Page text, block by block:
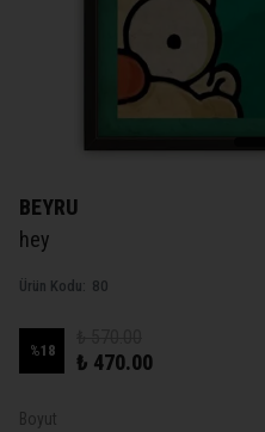
BEYRU
hey
Ürün Kodu: 80
%18 ₺ 470.00
Boyut